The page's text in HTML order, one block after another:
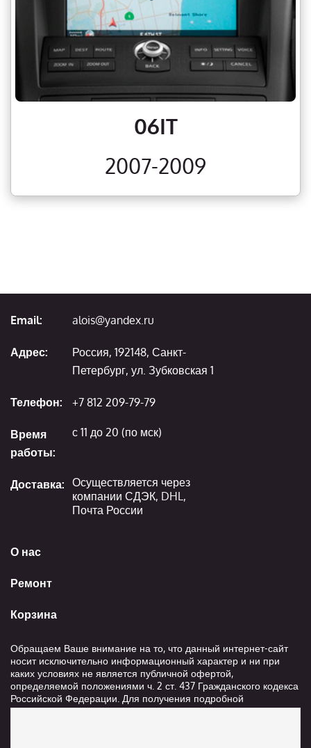
06IT
2007-2009
О нас
Ремонт
Корзина
Email: alois@yandex.ru
Адрес:
Россия, 192148, Санкт-
Петербург, ул. Зубковская 1
Телефон: +7 812 209-79-79
Время
работы:
с 11 до 20 (по мск)
Доставка: Осуществляется через
компании СДЭК, DHL,
Почта России
Обращаем Ваше внимание на то, что данный интернет-сайт
носит исключительно информационный характер и ни при
каких условиях не является публичной офертой,
определяемой положениями ч. 2 ст. 437 Гражданского кодекса
Российской Федерации. Для получения подробной
информации о стоимости и сроках выполнения услуг,